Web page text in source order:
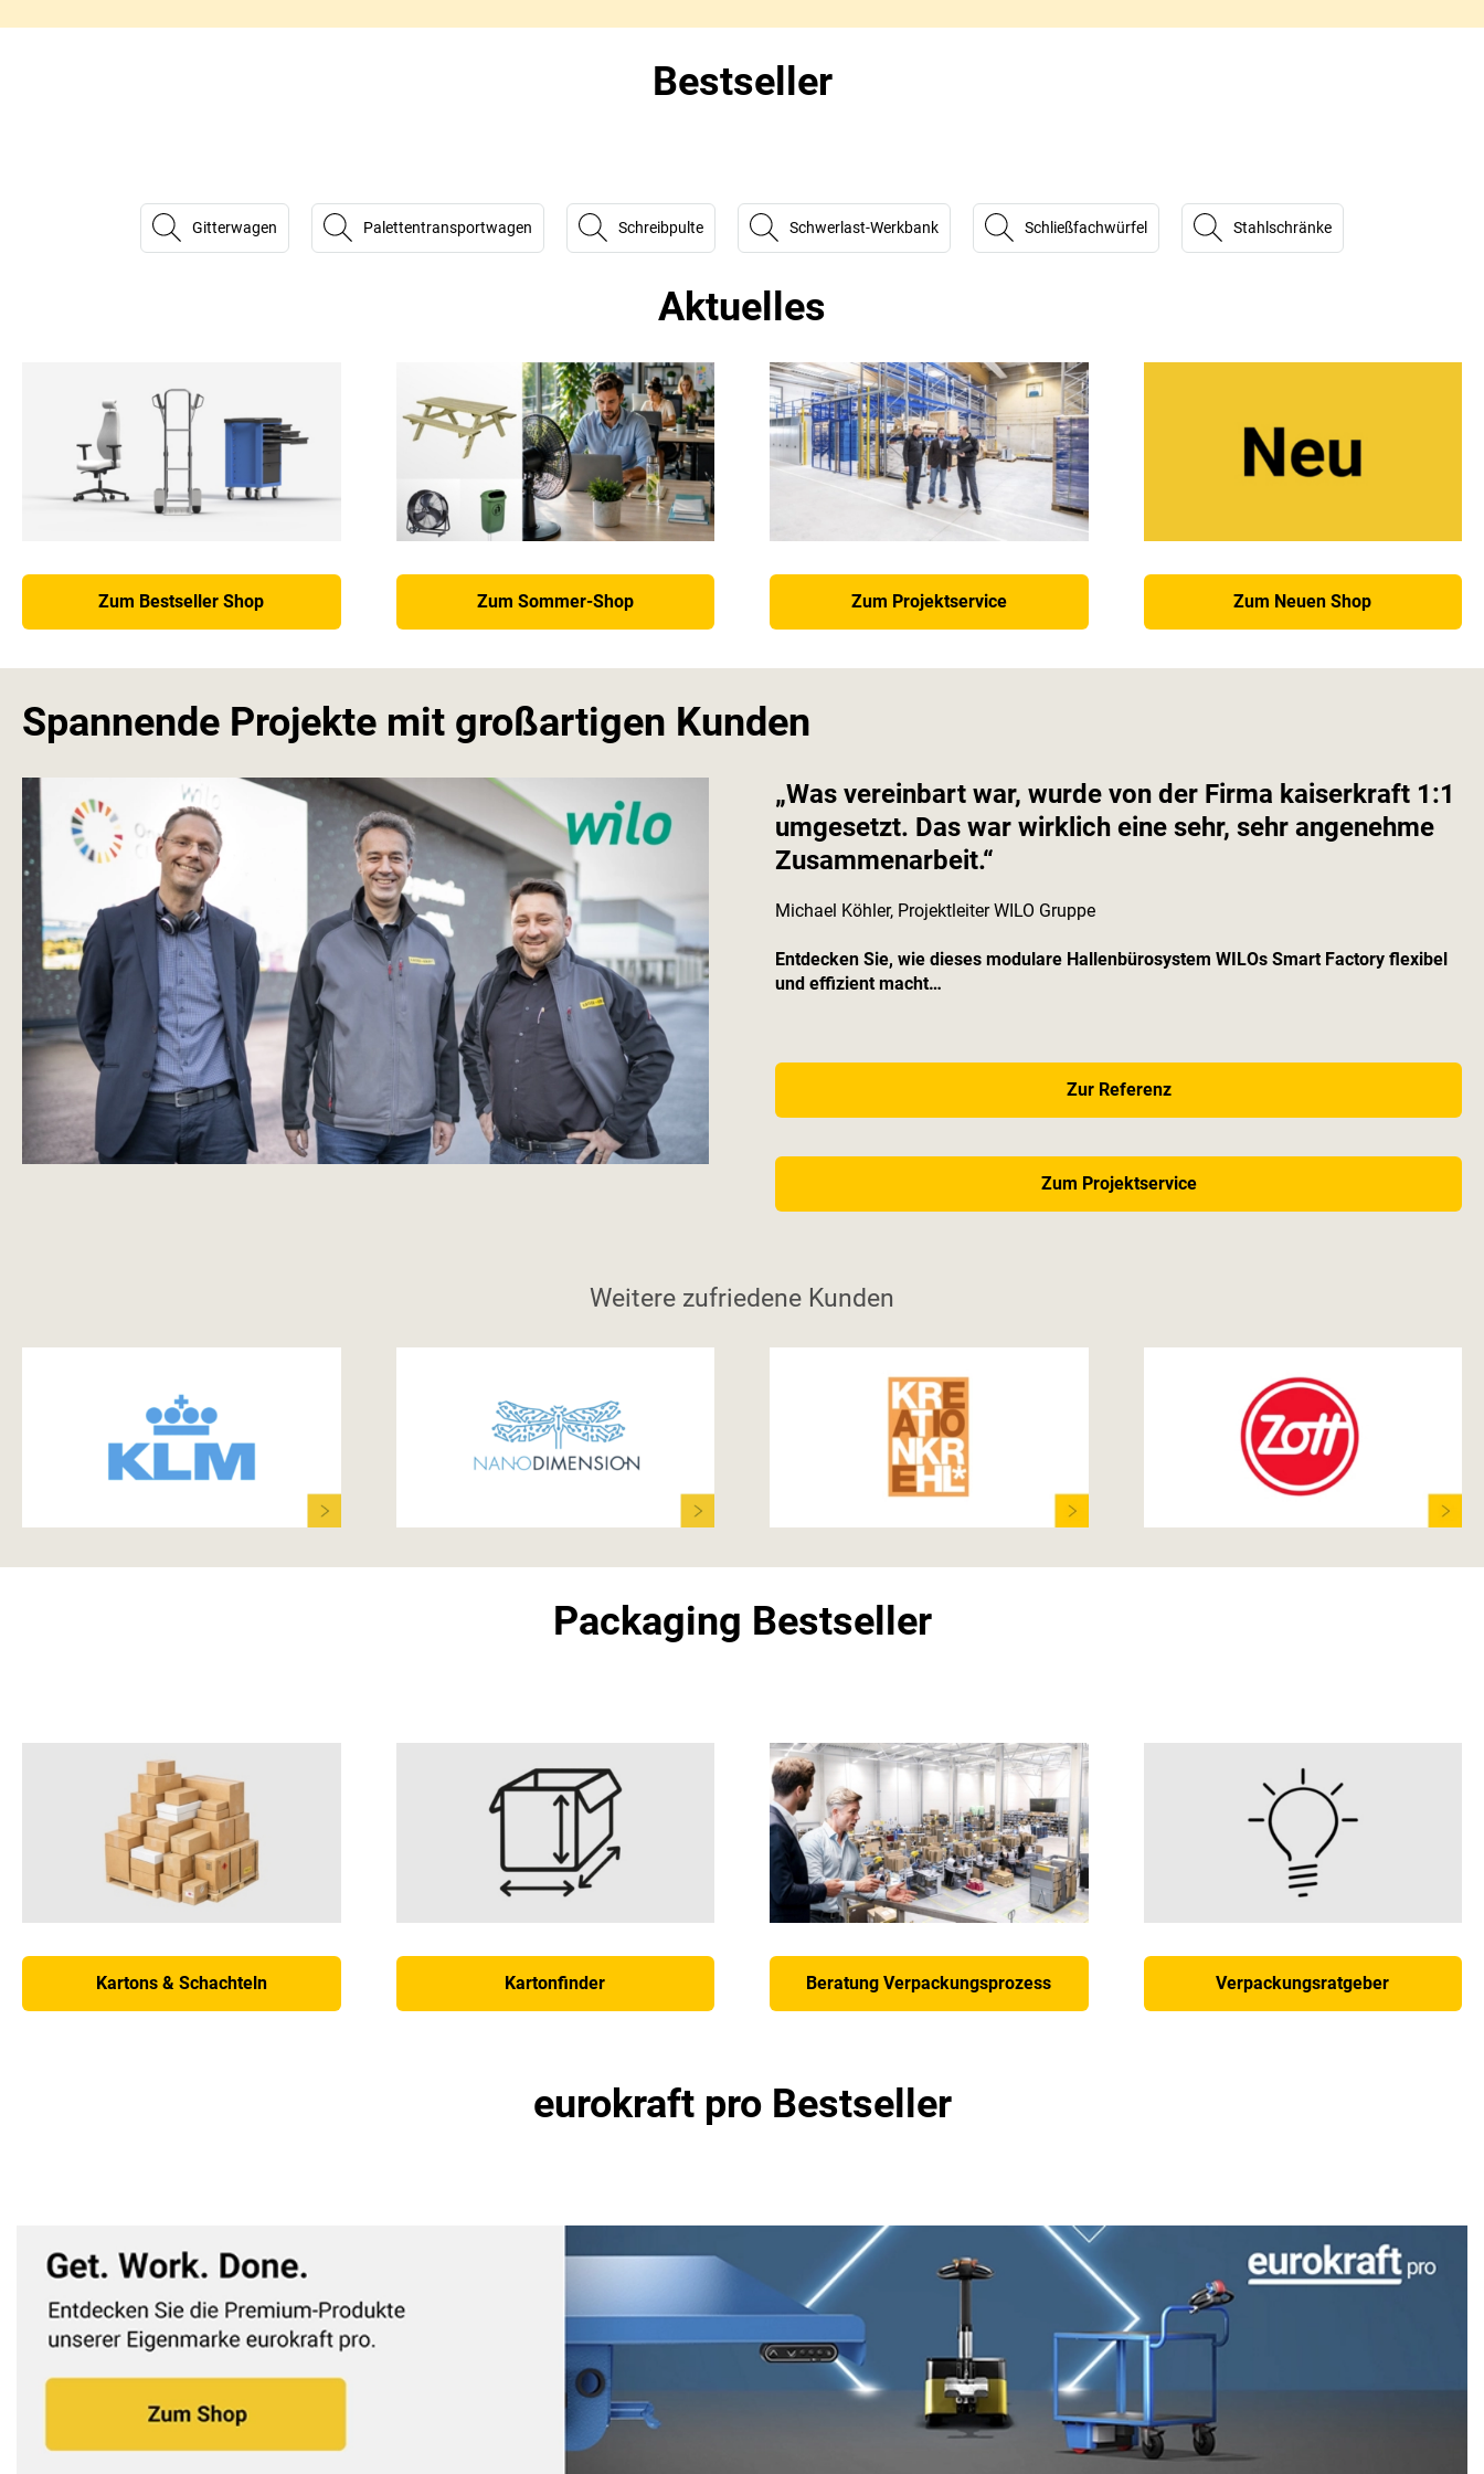
Bestseller
Gitterwagen Palettentransportwagen Schreibpulte Schwerlast-Werkbank Schließfachwürfel Stahlschränke
Aktuelles
Zum Bestseller Shop Zum Sommer-Shop Zum Projektservice Zum Neuen Shop
Spannende Projekte mit großartigen Kunden
„Was vereinbart war, wurde von der Firma kaiserkraft 1:1
umgesetzt. Das war wirklich eine sehr, sehr angenehme
Zusammenarbeit.“
Michael Köhler, Projektleiter WILO Gruppe
Entdecken Sie, wie dieses modulare Hallenbürosystem WILOs Smart Factory flexibel
und effizient macht…
Zur Referenz
Zum Projektservice
Weitere zufriedene Kunden
Packaging Bestseller
Kartons & Schachteln Kartonfinder Beratung Verpackungsprozess Verpackungsratgeber
eurokraft pro Bestseller